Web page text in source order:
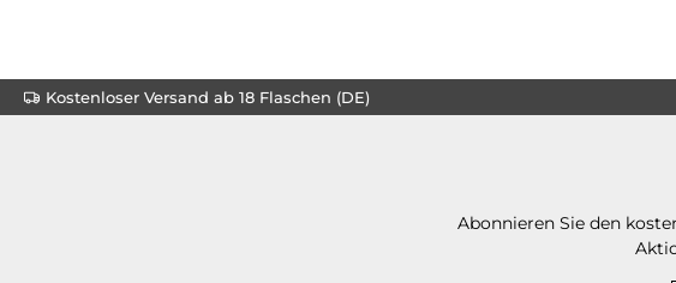
Kostenloser Versand ab 18 Flaschen (DE)
Abonnieren Sie den